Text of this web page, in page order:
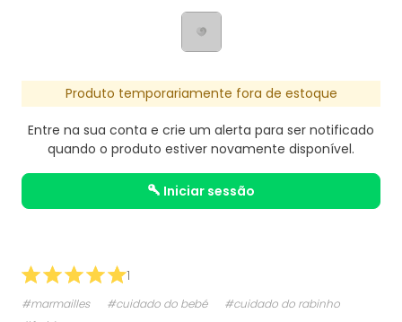
Produto temporariamente fora de estoque
Entre na sua conta e crie um alerta para ser notificado
quando o produto estiver novamente disponível.
iniciar sessão
1
#marmailles #cuidado do bebé
#cuidado do rabinho